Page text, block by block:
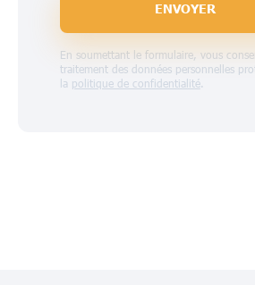
ENVOYER
En soumettant le formulaire, vous
traitement des données personnelles
la politique de confidentialité.